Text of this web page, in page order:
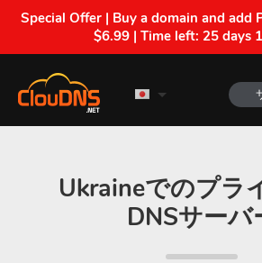
Special Offer | Buy a domain and add
$6.99 | Time left: 25 days
Ukraineでのプラ
DNSサーバ